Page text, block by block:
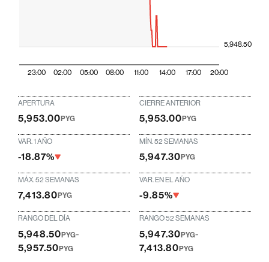
23:00 02:00 05:00 08:00 11:00 14:00 17:00 20:00
5,948.50
APERTURA
5,953.00PYG
CIERRE ANTERIOR
5,953.00PYG
VAR. 1 AÑO
-18.87%
MÍN. 52 SEMANAS
5,947.30PYG
MÁX. 52 SEMANAS
7,413.80PYG
VAR. EN EL AÑO
-9.85%
RANGO DEL DÍA
5,948.50PYG-
5,957.50PYG
RANGO 52 SEMANAS
5,947.30 PYG-
7,413.80 PYG